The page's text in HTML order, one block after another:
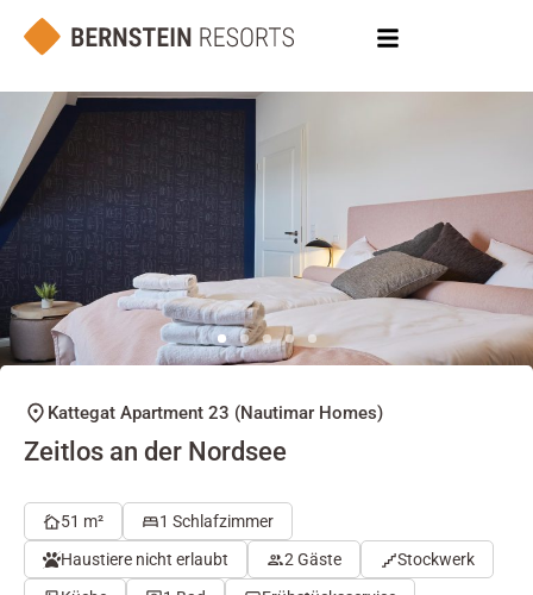
Kattegat Apartment 23 (Nautimar Homes)
Zeitlos an der Nordsee
51 m²
1 Schlafzimmer
Haustiere nicht erlaubt
2 Gäste
Stockwerk